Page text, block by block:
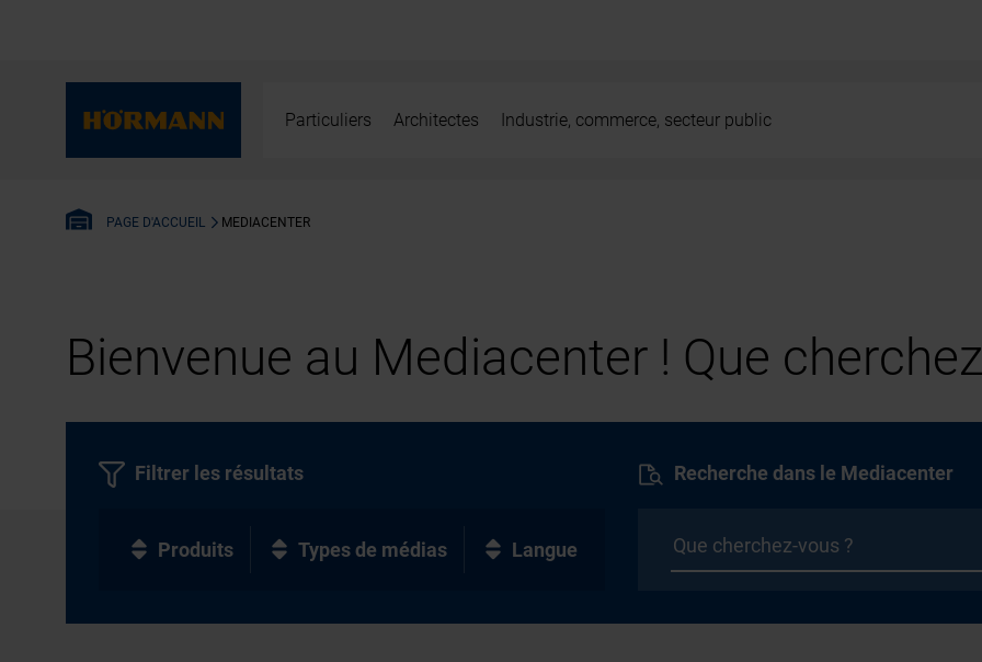
Particuliers Architectes Industrie, commerce, secteur public
PAGE D'ACCUEIL MEDIACENTER
Bienvenue au Mediacenter ! Que
Recherche dans le Mediacenter
Filtrer les résultats
Produits Types de médias Langue